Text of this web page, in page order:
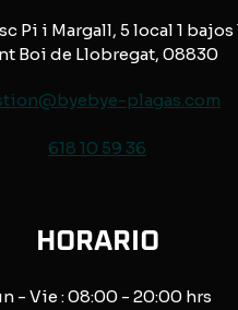
Pi i Margall, 5 local 1 bajos
Boi de Llobregat, 08830
plagas.com
618 10 59 36
HORARIO
- Vie : 08:00 - 20:00 hrs